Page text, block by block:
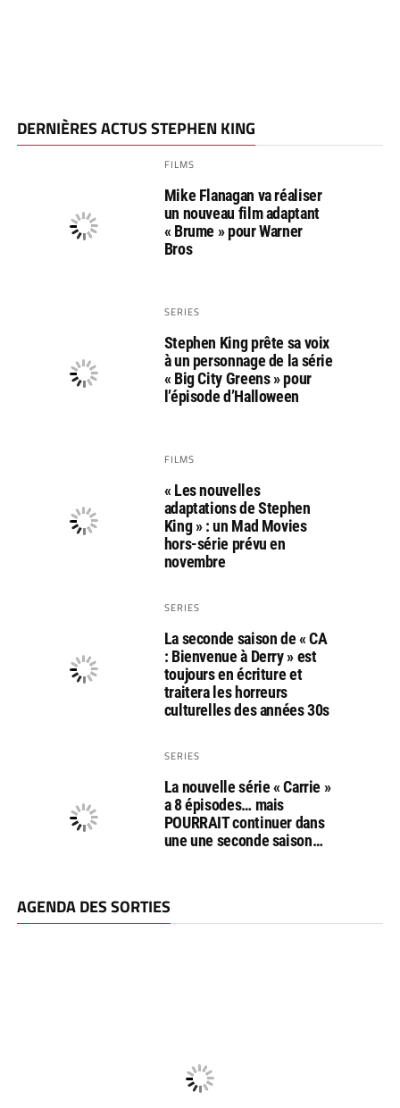
DERNIÈRES ACTUS STEPHEN KING
FILMS
Mike Flanagan va réaliser
un nouveau film adaptant
« Brume » pour Warner
Bros
SERIES
Stephen King prête sa voix
à un personnage de la série
« Big City Greens » pour
l’épisode d’Halloween
FILMS
« Les nouvelles
adaptations de Stephen
King » : un Mad Movies
hors-série prévu en
novembre
SERIES
La seconde saison de « CA
: Bienvenue à Derry » est
toujours en écriture et
traitera les horreurs
culturelles des années 30s
SERIES
La nouvelle série « Carrie »
a 8 épisodes… mais
POURRAIT continuer dans
une une seconde saison…
AGENDA DES SORTIES